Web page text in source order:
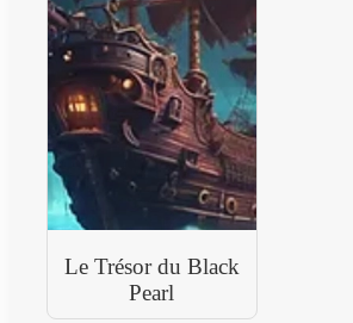
Le Trésor du Black
Pearl